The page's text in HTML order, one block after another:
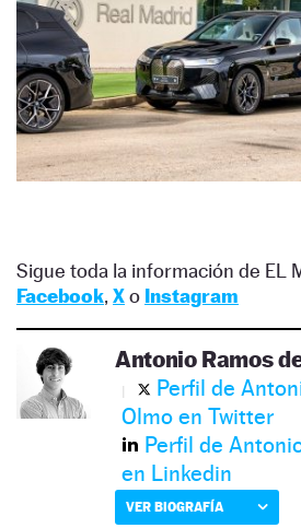
Sigue toda la información de EL
Facebook, Xo Instagram
Antonio Ramos
Perfil de
Olmo en Twitter
Perfil de
en Linkedin
VER BIOGRAFÍA